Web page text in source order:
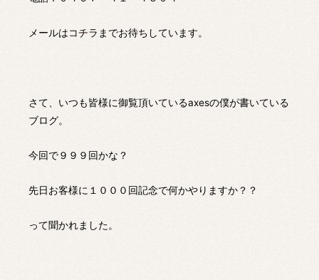
メールはコチラ までお待ちしています。
さて、いつも皆様に御覧頂いているaxesの僕が書いている
ブログ。
今回で９９９回かな？
先日お客様に１０００回記念で何かやりますか？？
って聞かれました。